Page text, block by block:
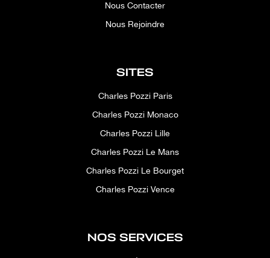
Nous Contacter
Nous Rejoindre
SITES
Charles Pozzi Paris
Charles Pozzi Monaco
Charles Pozzi Lille
Charles Pozzi Le Mans
Charles Pozzi Le Bourget
Charles Pozzi Vence
NOS SERVICES